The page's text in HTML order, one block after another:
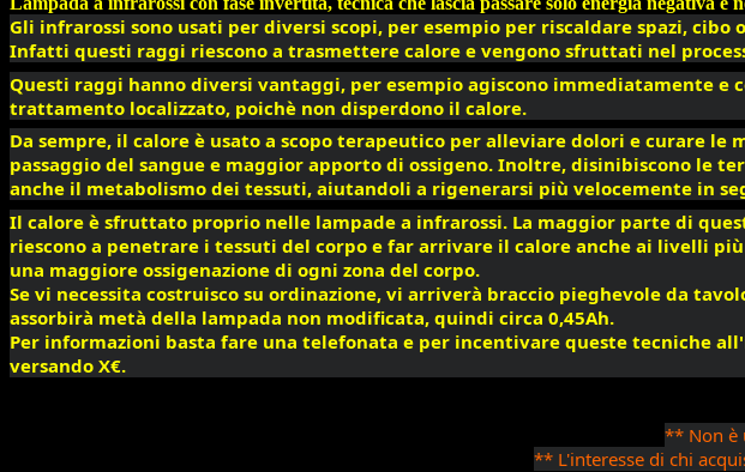
Gli infrarossi sono usati per diversi scopi, per esempio per riscaldare spazi,
Infatti questi raggi riescono a trasmettere calore e vengono sfruttati nel
Questi raggi hanno diversi vantaggi, per esempio agiscono immediatamente e
trattamento localizzato, poichè non disperdono il calore.
Da sempre, il calore è usato a scopo terapeutico per alleviare dolori e curare
passaggio del sangue e maggior apporto di ossigeno. Inoltre, disinibiscono le
anche il metabolismo dei tessuti, aiutandoli a rigenerarsi più velocemente in
Il calore è sfruttato proprio nelle lampade a infrarossi. La maggior parte di
riescono a penetrare i tessuti del corpo e far arrivare il calore anche ai livelli
una maggiore ossigenazione di ogni zona del corpo.
Se vi necessita costruisco su ordinazione, vi arriverà braccio pieghevole da
assorbirà metà della lampada non modificata, quindi circa 0,45Ah.
Per informazioni basta fare una telefonata e per incentivare queste tecniche
versando X€.
** Non è
** L'interesse di chi